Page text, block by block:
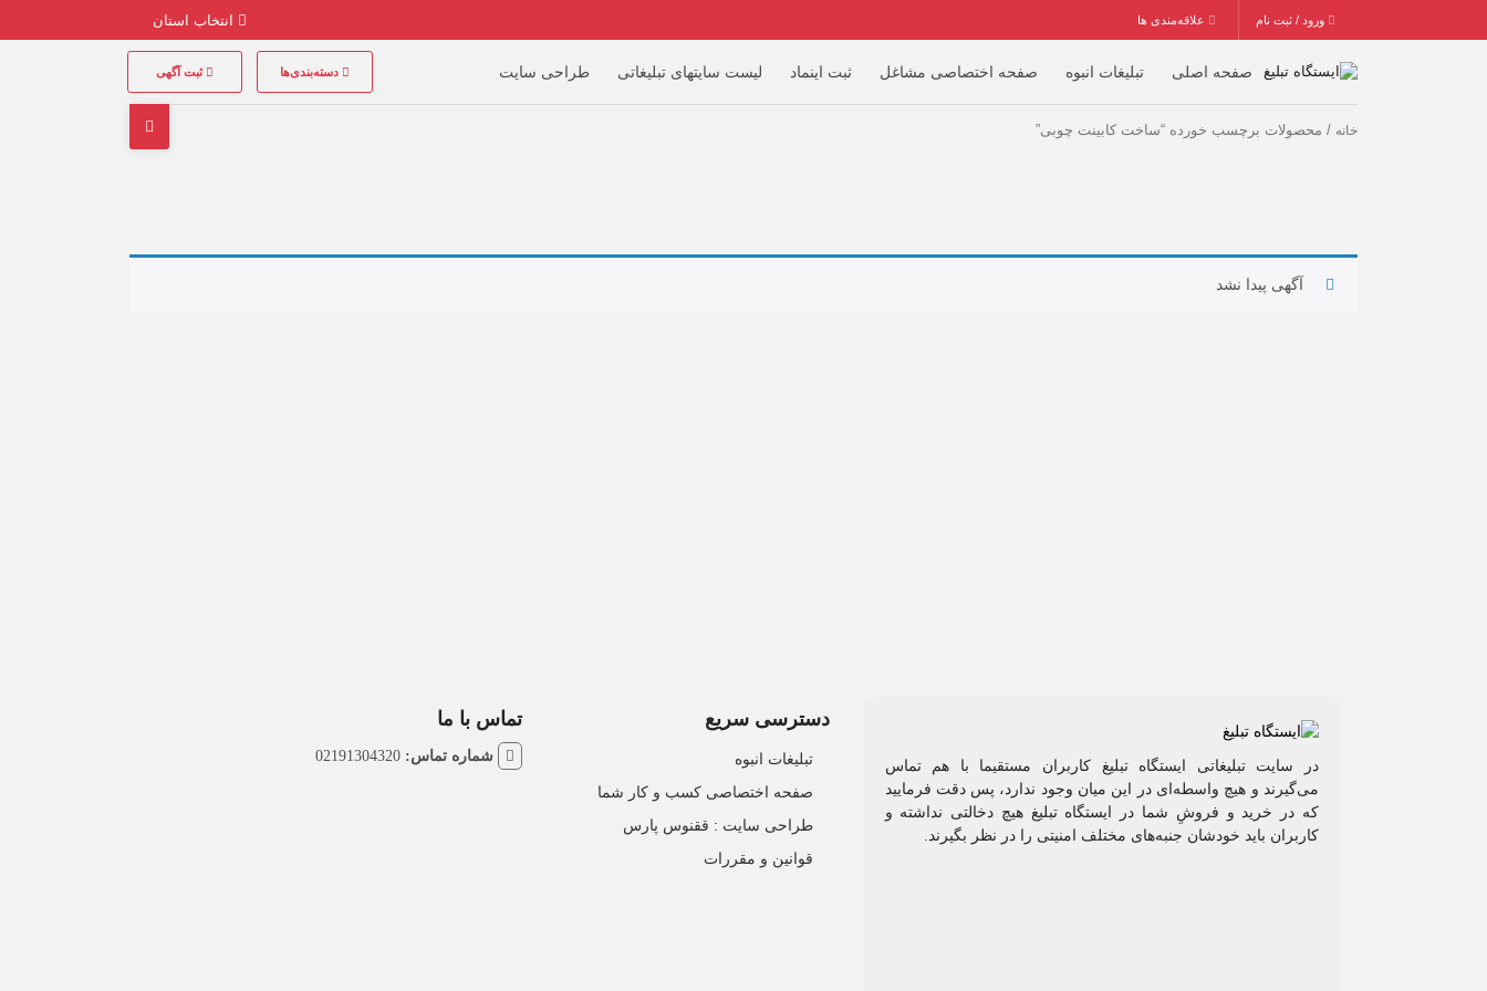
ورود / ثبت نام علاقه‌مندی ها
صفحه اصلی تبلیغات انبوه صفحه اختصاصی مشاغل ثبت اینماد لیست سایتهای تبلیغاتی طراحی سایت دسته‌بندی‌ها ثبت آگهی
خانه / محصولات برچسب خورده “ساخت کابینت چوبی”
آگهی پیدا نشد
در سایت تبلیغاتی ایستگاه تبلیغ کاربران مستقیما با هم تماس
می‌گیرند و هیچ واسطه‌ای در این میان وجود ندارد، پس دقت فرمایید
که در خرید و فروشِ شما در ایستگاه تبلیغ هیچ دخالتی نداشته و
کاربران باید خودشان جنبه‌های مختلف امنیتی را در نظر بگیرند.
دسترسی سریع
تبلیغات انبوه
صفحه اختصاصی کسب و کار شما
طراحی سایت :‌ ققنوس پارس
قوانین و مقررات
تماس با ما
شماره تماس: 02191304320